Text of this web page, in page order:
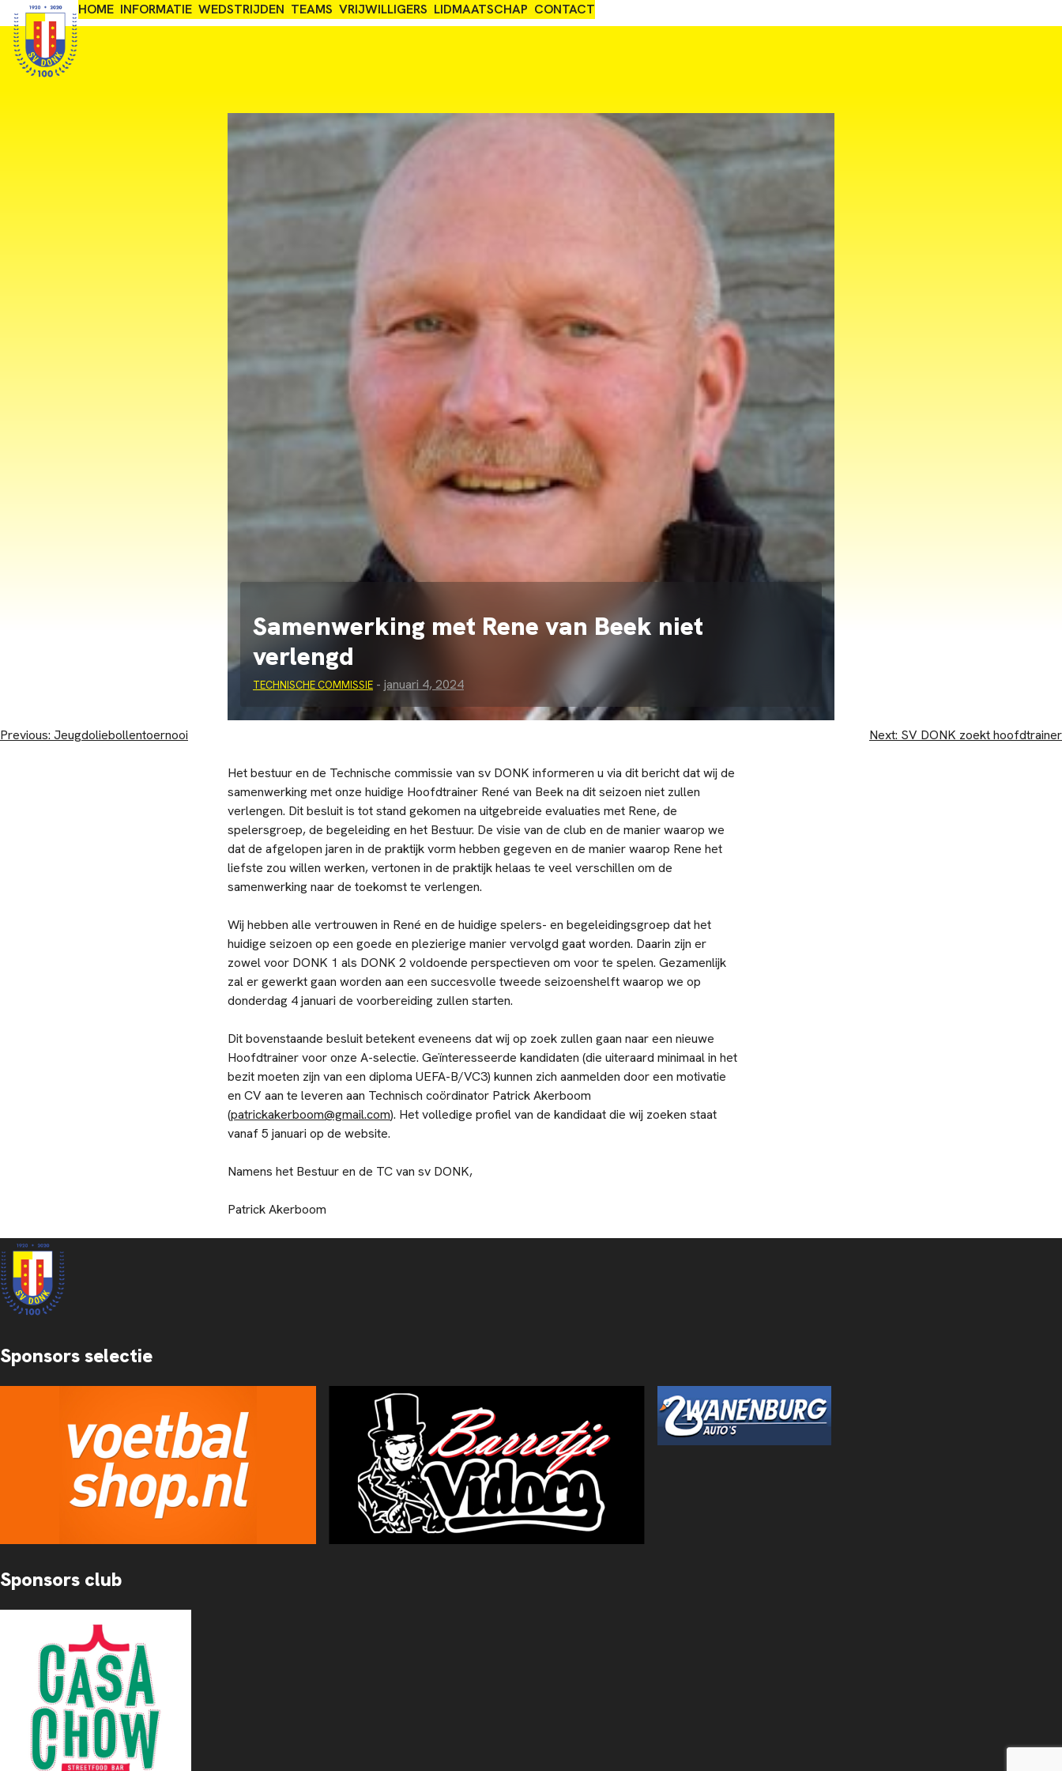
to
content
Adres: Nieuwe Donkstraat 1, 2809NJ Gouda
HOME INFORMATIE WEDSTRIJDEN TEAMS VRIJWILLIGERS LIDMAATSCHAP CONTACT
Samenwerking met Rene van Beek niet
verlengd
TECHNISCHE COMMISSIE - januari 4, 2024
Bericht
Previous: Jeugdoliebollentoernooi Next: SV DONK zoekt hoofdtrainer
Het bestuur en de Technische commissie van sv DONK informeren u via dit bericht dat wij de
samenwerking met onze huidige Hoofdtrainer René van Beek na dit seizoen niet zullen
verlengen. Dit besluit is tot stand gekomen na uitgebreide evaluaties met Rene, de
spelersgroep, de begeleiding en het Bestuur. De visie van de club en de manier waarop we
dat de afgelopen jaren in de praktijk vorm hebben gegeven en de manier waarop Rene het
liefste zou willen werken, vertonen in de praktijk helaas te veel verschillen om de
samenwerking naar de toekomst te verlengen.
Wij hebben alle vertrouwen in René en de huidige spelers- en begeleidingsgroep dat het
huidige seizoen op een goede en plezierige manier vervolgd gaat worden. Daarin zijn er
zowel voor DONK 1 als DONK 2 voldoende perspectieven om voor te spelen. Gezamenlijk
zal er gewerkt gaan worden aan een succesvolle tweede seizoenshelft waarop we op
donderdag 4 januari de voorbereiding zullen starten.
Dit bovenstaande besluit betekent eveneens dat wij op zoek zullen gaan naar een nieuwe
Hoofdtrainer voor onze A-selectie. Geïnteresseerde kandidaten (die uiteraard minimaal in het
bezit moeten zijn van een diploma UEFA-B/VC3) kunnen zich aanmelden door een motivatie
en CV aan te leveren aan Technisch coördinator Patrick Akerboom
(patrickakerboom@gmail.com). Het volledige profiel van de kandidaat die wij zoeken staat
vanaf 5 januari op de website.
Namens het Bestuur en de TC van sv DONK,
Patrick Akerboom
Sponsors selectie
Sponsors club